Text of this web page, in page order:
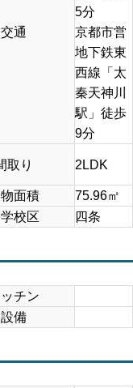
交通
5分
京都市営
地下鉄東
西線「太
秦天神川
駅」徒歩
9分
取り 2LDK
面積 75.96㎡
校区 四条
チン
設備